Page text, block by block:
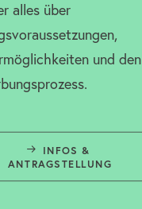
alles über
und den
INFOS &
ANTRAGSTELLUNG